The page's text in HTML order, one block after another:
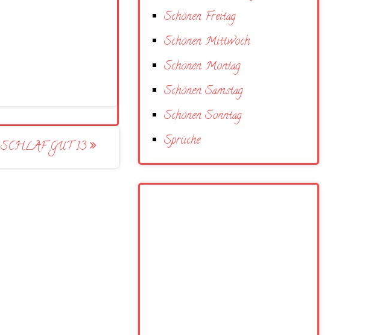
SCHLAF GUT 13
Schönen Freitag
Schönen Mittwoch
Schönen Montag
Schönen Samstag
Schönen Sonntag
Sprüche